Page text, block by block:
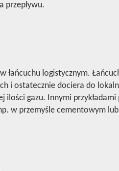
przepływu.
logistycznym.
i ostatecznie dociera do
gazu. Innymi
przemyśle cementowym lub